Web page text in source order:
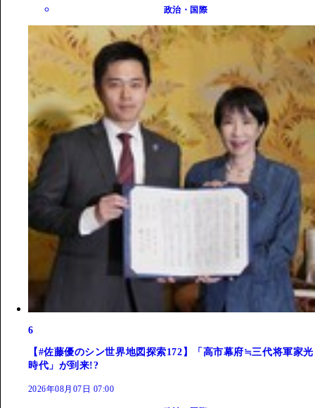
政治・国際
6
【#佐藤優のシン世界地図探索172】「高市幕府≒三代将軍家光
時代」が到来!?
2026年08月07日 07:00